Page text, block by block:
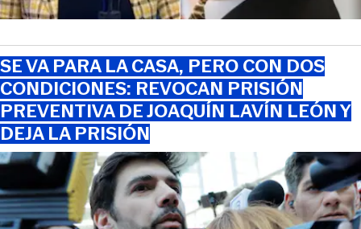
SE VA PARA LA CASA, PERO CON DOS
CONDICIONES: REVOCAN PRISIÓN
PREVENTIVA DE JOAQUÍN LAVÍN LEÓN Y
DEJA LA PRISIÓN